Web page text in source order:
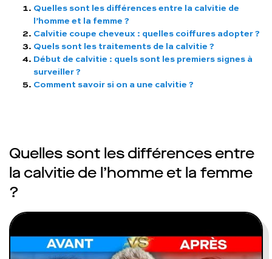
Quelles sont les différences entre la calvitie de
l’homme et la femme ?
Calvitie coupe cheveux : quelles coiffures adopter ?
Quels sont les traitements de la calvitie ?
Début de calvitie : quels sont les premiers signes à
surveiller ?
Comment savoir si on a une calvitie ?
Quelles sont les différences entre
la calvitie de l’homme et la femme
?